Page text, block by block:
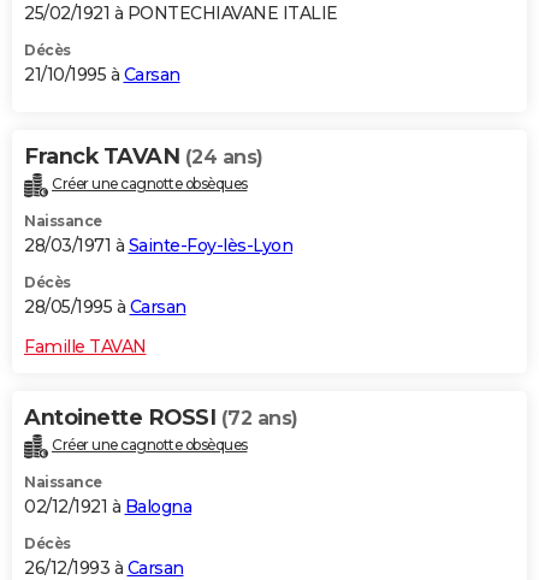
25/02/1921 à PONTECHIAVANE ITALIE
Décès
21/10/1995 à Carsan
Franck TAVAN (24 ans)
Créer une cagnotte obsèques
Naissance
28/03/1971 à Sainte-Foy-lès-Lyon
Décès
28/05/1995 à Carsan
Famille TAVAN
Antoinette ROSSI (72 ans)
Créer une cagnotte obsèques
Naissance
02/12/1921 à Balogna
Décès
26/12/1993 à Carsan